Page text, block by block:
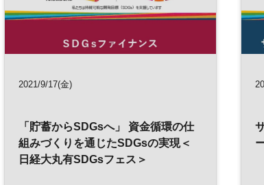
2021/9/17(金)
「貯蓄からSDGsへ」 資金循環の仕
組みづくりを通じたSDGsの実現＜
日経大丸有SDGsフェス＞